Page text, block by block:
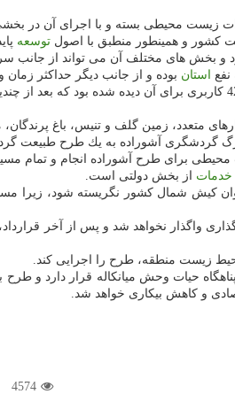
زیست محیطی بسته و با اجرای آن در
كشور و همینطور منطبق با اصول توسعه
و بخش های مختلف آن می تواند از جانب
استان بوده و از جانب دیگر حداكثر زمان
متعدد، زمین گلف و تنیس، باغ
گردشگری آشوراده به یك طرح طبیعت
برای طرح آشوراده انجام و تمام
خدمات از بخش دولتی است.
واگذار نخواهد شد و پس از آخر
زیست منطقه، طرح را اجرایی كند.
حیات وحش میانكاله قرار دارد و طرح
و كاهش بیكاری خواهد شد.
4574